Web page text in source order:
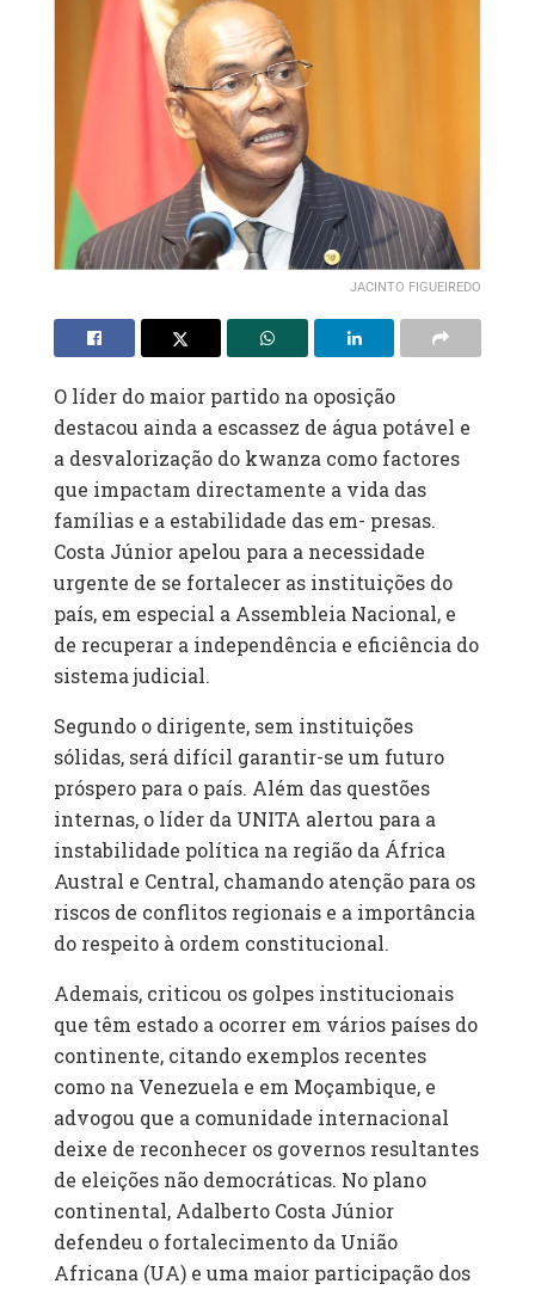
JACINTO FIGUEIREDO
O líder do maior partido na oposição
destacou ainda a escassez de água potável e
a desvalorização do kwanza como factores
que impactam directamente a vida das
famílias e a estabilidade das em- presas.
Costa Júnior apelou para a necessidade
urgente de se fortalecer as instituições do
país, em especial a Assembleia Nacional, e
de recuperar a independência e eficiência do
sistema judicial.
Segundo o dirigente, sem instituições
sólidas, será difícil garantir-se um futuro
próspero para o país. Além das questões
internas, o líder da UNITA alertou para a
instabilidade política na região da África
Austral e Central, chamando atenção para os
riscos de conflitos regionais e a importância
do respeito à ordem constitucional.
Ademais, criticou os golpes institucionais
que têm estado a ocorrer em vários países do
continente, citando exemplos recentes
como na Venezuela e em Moçambique, e
advogou que a comunidade internacional
deixe de reconhecer os governos resultantes
de eleições não democráticas. No plano
continental, Adalberto Costa Júnior
defendeu o fortalecimento da União
Africana (UA) e uma maior participação dos